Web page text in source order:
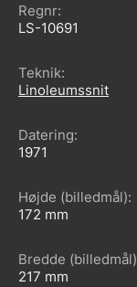
Regnr
LS-10691
Teknik
Linoleumssnit
Datering
1971
Højde (billedmål)
172
Bredde (billedmål)
217